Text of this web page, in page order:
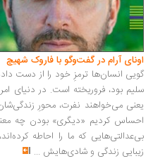
اونای آرام در گفت‌وگو با فاروک شهیچ‭
گویی انسان‌ها ترمزِ خود را از دست
سلیم بود، فروریخته است. در دنیای
یعنی می‌خواهند نفرت، محورِ
احساس کردیم «دیگری» بودن چه
بی‌عدالتی‌هایی که ما را احاطه
زیبایی زندگی و شادی‌هایش ...